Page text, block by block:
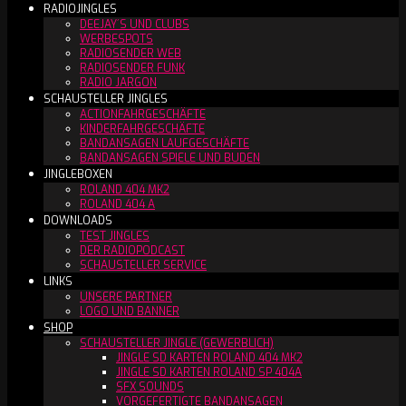
RADIOJINGLES
DEEJAY´S UND CLUBS
WERBESPOTS
RADIOSENDER WEB
RADIOSENDER FUNK
RADIO JARGON
SCHAUSTELLER JINGLES
ACTIONFAHRGESCHÄFTE
KINDERFAHRGESCHÄFTE
BANDANSAGEN LAUFGESCHÄFTE
BANDANSAGEN SPIELE UND BUDEN
JINGLEBOXEN
ROLAND 404 MK2
ROLAND 404 A
DOWNLOADS
TEST JINGLES
DER RADIOPODCAST
SCHAUSTELLER SERVICE
LINKS
UNSERE PARTNER
LOGO UND BANNER
SHOP
SCHAUSTELLER JINGLE (GEWERBLICH)
JINGLE SD KARTEN ROLAND 404 MK2
JINGLE SD KARTEN ROLAND SP 404A
SFX SOUNDS
VORGEFERTIGTE BANDANSAGEN